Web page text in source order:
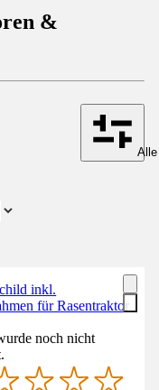
&
inkl.
für Rasentraktor
noch nicht